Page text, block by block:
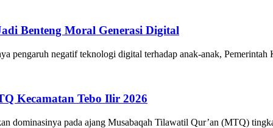
Benteng Moral Generasi Digital
negatif teknologi digital terhadap anak-anak, Pemerintah
Kecamatan Tebo Ilir 2026
pada ajang Musabaqah Tilawatil Qur’an (MTQ)